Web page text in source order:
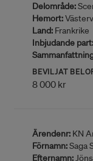
Delområde:
Hemort:
Land: Frankrike
Inbjudande part:
BEVILJAT
8 000 kr
Ärendenr: KN
Förnamn:Saga
Efternamn: